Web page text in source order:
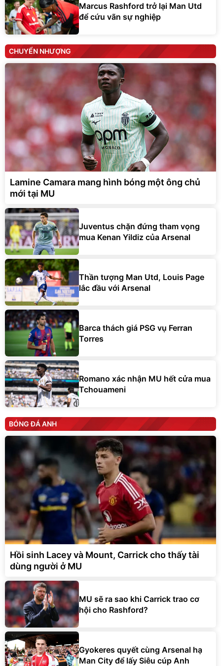
Marcus Rashford trở lại Man Utd
để cứu vãn sự nghiệp
CHUYỂN NHƯỢNG
Lamine Camara mang hình bóng một ông chủ
mới tại MU
Juventus chặn đứng tham vọng
mua Kenan Yildiz của Arsenal
Thần tượng Man Utd, Louis Page
lắc đầu với Arsenal
Barca thách giá PSG vụ Ferran
Torres
Romano xác nhận MU hết cửa mua
Tchouameni
BÓNG ĐÁ ANH
Hồi sinh Lacey và Mount, Carrick cho thấy tài
dùng người ở MU
MU sẽ ra sao khi Carrick trao cơ
hội cho Rashford?
Gyokeres quyết cùng Arsenal hạ
Man City để lấy Siêu cúp Anh